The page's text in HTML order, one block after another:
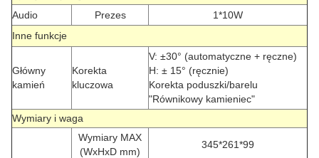
Audio
Prezes
1*10W
Inne funkcje
Główny
kamień
Korekta
kluczowa
V: ±30° (automatyczne + ręczne)
H: ± 15° (ręcznie)
Korekta poduszki/barelu
"Równikowy kamieniec"
Wymiary i waga
Wymiary MAX
(WxHxD mm)
345*261*99